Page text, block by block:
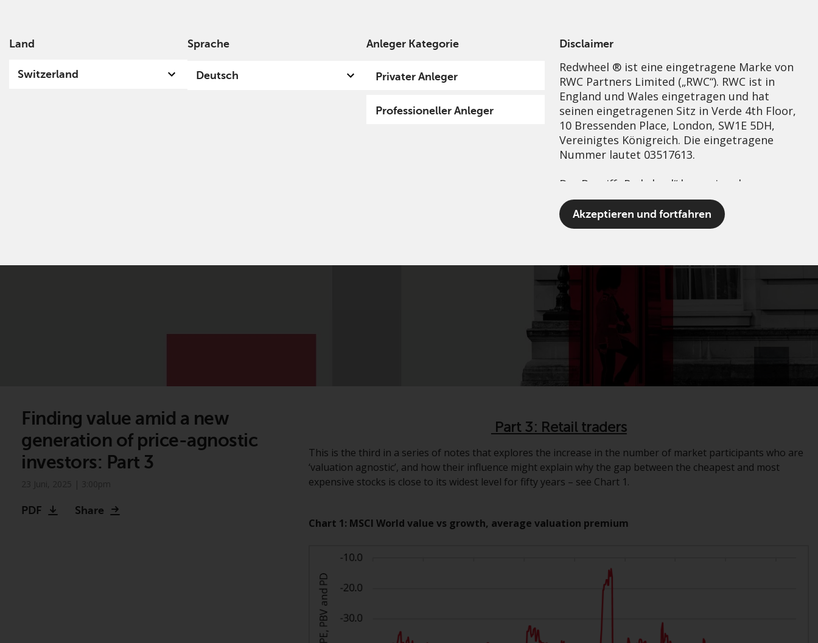
Land
Switzerland
Sprache
Deutsch
Anleger Kategorie
Privater Anleger
Professioneller Anleger
Disclaimer
Redwheel ® ist eine eingetragene Marke von
RWC Partners Limited („RWC“). RWC ist in
England und Wales eingetragen und hat
seinen eingetragenen Sitz in Verde 4th Floor,
10 Bressenden Place, London, SW1E 5DH,
Vereinigtes Königreich. Die eingetragene
Nummer lautet 03517613.
Der Begriff „Redwheel“ kann ein oder
mehrere Unternehmen der Marke Redwheel
umfassen, einschließlich RWC und RWC Asset
Management LLP, die jeweils von der
den US Securities and Exchange Commission
zugelassen und reguliert werden Exchange
Commission („SEC“); RWC Asset Advisors (US)
LLC, das bei der SEC registriert ist; RWC
Singapore (Pte) Limited, die von der
Monetary Authority of Singapore als
lizenzierte Fondsverwaltungsgesellschaft
lizenziert ist; Redwheel Australia Pty Ltd ist
ein australischer
Commission; und Redwheel Europe
Fondsmæglerselskab A/S, die von der
dänischen Finanzaufsichtsbehörde reguliert
wird.
Sie, dass Sie die folgenden
Geschäftsbedingungen, wie sie von RWC
damit einverstanden sind. Diese Website
kann Werbung enthalten.
Akzeptieren und fortfahren
Nachhaltigkeit Governance Kontakt
Finding value amid a new
generation of price-agnostic
investors: Part 3
PDF Share
Part 3: Retail traders
This is the third in a series of notes that explores the increase in the number of market participants who are
‘valuation agnostic’, and how their influence might explain why the gap between the cheapest and most
expensive stocks is close to its widest level for fifty years – see Chart 1.
Chart 1: MSCI World value vs growth, average valuation premium